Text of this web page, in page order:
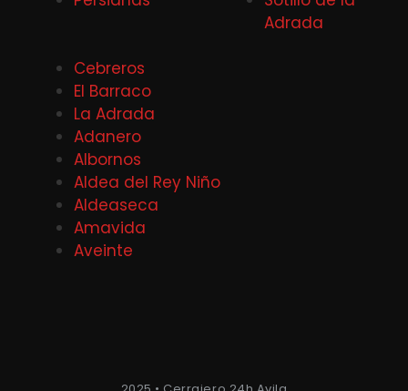
Adrada
Cebreros
El Barraco
La Adrada
Adanero
Albornos
Aldea del Rey Niño
Aldeaseca
Amavida
Aveinte